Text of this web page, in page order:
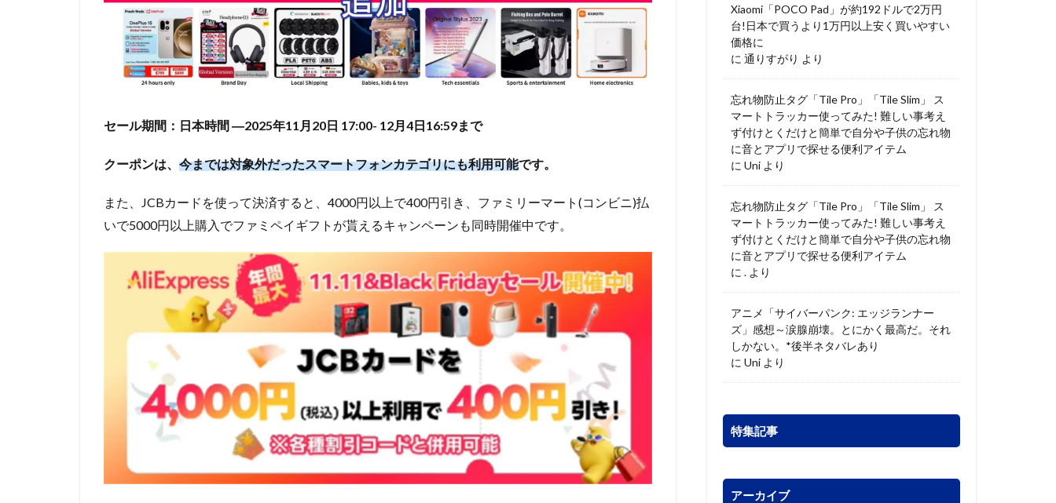
セール期間：日本時間 ―2025年11月20日 17:00- 12月4日16:59まで
クーポンは、 今までは対象外だったスマートフォンカテゴリにも利用可能です。
また、JCBカードを使って決済すると、4000円以上で400円引き、ファミリーマート(コンビニ)払
いで5000円以上購入でファミペイギフトが貰えるキャンペーンも同時開催中です。
Xiaomi「POCO Pad」が約192ドルで2万円
台!日本で買うより1万円以上安く買いやすい
価格に
に 通りすがり より
忘れ物防止タグ「Tile Pro」「Tile Slim」 ス
マートトラッカー使ってみた! 難しい事考え
ず付けとくだけと簡単で自分や子供の忘れ物
に音とアプリで探せる便利アイテム
に Uni より
忘れ物防止タグ「Tile Pro」「Tile Slim」 ス
マートトラッカー使ってみた! 難しい事考え
ず付けとくだけと簡単で自分や子供の忘れ物
に音とアプリで探せる便利アイテム
に . より
アニメ「サイバーパンク: エッジランナー
ズ」感想～涙腺崩壊。とにかく最高だ。それ
しかない。*後半ネタバレあり
に Uni より
特集記事
アーカイブ